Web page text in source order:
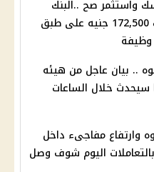
واستثمر صح ..البنك
الأهلى بيقدملك 172,500 جنيه على طبق
.. بيان عاجل من هيئه
سيحدث خلال الساعات
وارتفاع مفاجىء داخل
بالتعاملات اليوم شوف وصل